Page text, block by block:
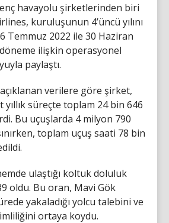
havayolu şirketlerinden biri
kuruluşunun 4’üncü yılını
Temmuz 2022 ile 30 Haziran
ilişkin operasyonel
paylaştı.
verilere göre şirket,
süreçte toplam 24 bin 646
Bu uçuşlarda 4 milyon 790
toplam uçuş saati 78 bin
ulaştığı koltuk doluluk
oldu. Bu oran, Mavi Gök
yakaladığı yolcu talebini ve
ortaya koydu.